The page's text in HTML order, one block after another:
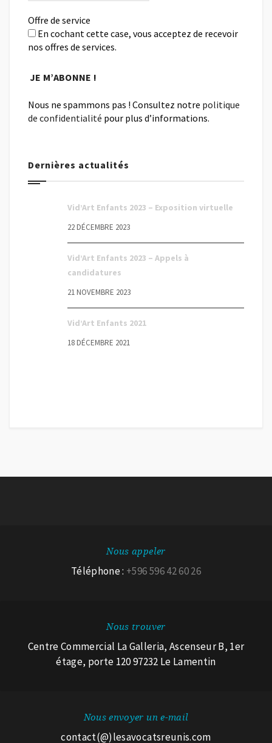
Offre de service
En cochant cette case, vous acceptez de recevoir
nos offres de services.
Nous ne spammons pas ! Consultez notre politique
de confidentialité pour plus d’informations.
Dernières actualités
Vid’Art Enfants 2023 – Exposition virtuelle
22 DÉCEMBRE 2023
Vid’Art Enfants 2023 – Appels à
candidatures
21 NOVEMBRE 2023
Vid’Art Enfants 2021
18 DÉCEMBRE 2021
Nous appeler
Téléphone : +596 596 42 60 26
Nous trouver
Centre Commercial La Galleria, Ascenseur B, 1er
étage, porte 120 97232 Le Lamentin
Nous envoyer un e-mail
contact(@)lesavocatsreunis.com